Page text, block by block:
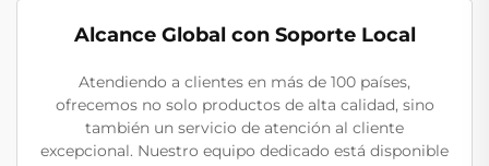
Alcance Global con Soporte Local
Atendiendo a clientes en más de 100 países,
ofrecemos no solo productos de alta calidad, sino
también un servicio de atención al cliente
excepcional. Nuestro equipo dedicado está disponible